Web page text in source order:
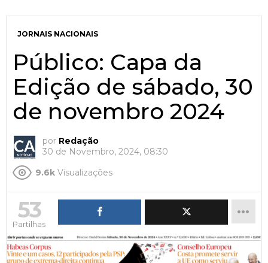
JORNAIS NACIONAIS
Público: Capa da
Edição de sábado, 30
de novembro 2024
por Redação
30 de Novembro, 2024, 08:30
9.6k Visualizações
53
Partilhas